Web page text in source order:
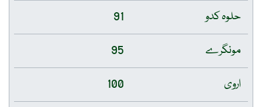
حلوہ کدو
91
مونگرے
95
اروی
100